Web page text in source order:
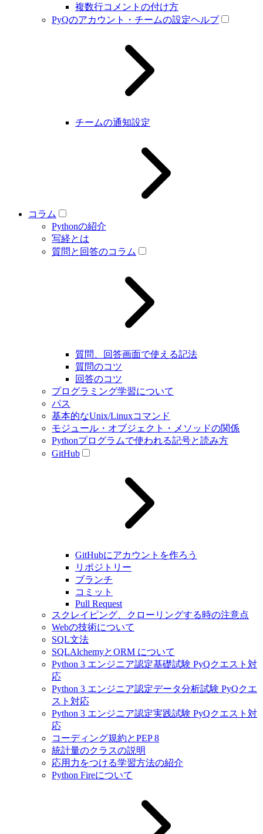
複数行コメントの付け方
PyQのアカウント・チームの設定ヘルプ
チームの通知設定
コラム
Pythonの紹介
写経とは
質問と回答のコラム
質問、回答画面で使える記法
質問のコツ
回答のコツ
プログラミング学習について
パス
基本的なUnix/Linuxコマンド
モジュール・オブジェクト・メソッドの関係
Pythonプログラムで使われる記号と読み方
GitHub
GitHubにアカウントを作ろう
リポジトリー
ブランチ
コミット
Pull Request
スクレイピング、クローリングする時の注意点
Webの技術について
SQL文法
SQLAlchemyとORM について
Python 3 エンジニア認定基礎試験 PyQクエスト対
応
Python 3 エンジニア認定データ分析試験 PyQクエ
スト対応
Python 3 エンジニア認定実践試験 PyQクエスト対
応
コーディング規約とPEP 8
統計量のクラスの説明
応用力をつける学習方法の紹介
Python Fireについて